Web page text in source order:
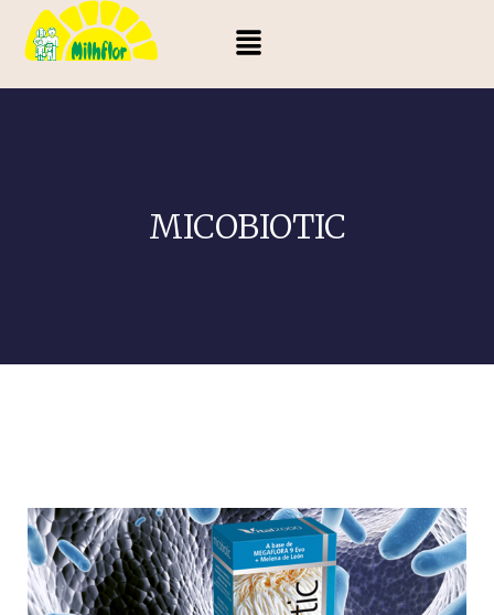
MICOBIOTIC